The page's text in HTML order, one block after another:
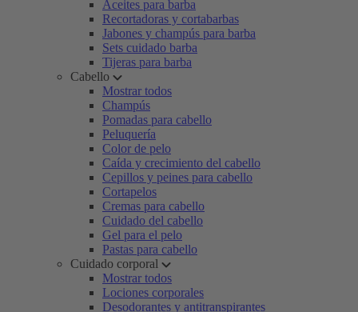
Aceites para barba
Recortadoras y cortabarbas
Jabones y champús para barba
Sets cuidado barba
Tijeras para barba
Cabello
Mostrar todos
Champús
Pomadas para cabello
Peluquería
Color de pelo
Caída y crecimiento del cabello
Cepillos y peines para cabello
Cortapelos
Cremas para cabello
Cuidado del cabello
Gel para el pelo
Pastas para cabello
Cuidado corporal
Mostrar todos
Lociones corporales
Desodorantes y antitranspirantes